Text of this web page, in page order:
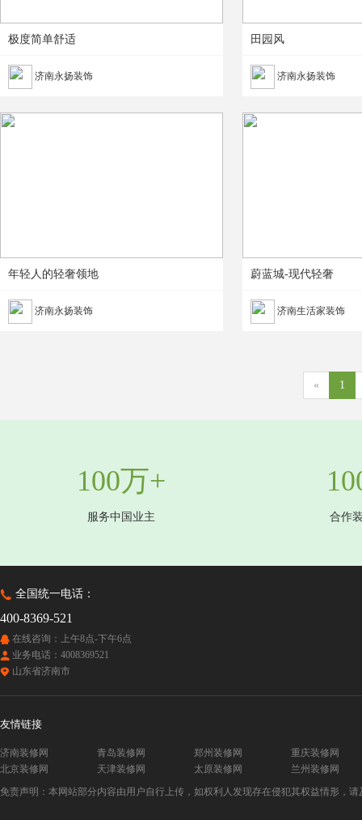
极度简单舒适
济南永扬装饰
田园风
济南永扬装饰
年轻人的轻奢领地
济南永扬装饰
蔚蓝城-现代轻奢
济南生活家装饰
« 1
100万+
服务中国业主 合作
全国统一电话：
400-8369-521
在线咨询：上午8点-下午6点
业务电话：4008369521
山东省济南市
友情链接
济南装修网 青岛装修网 郑州装修网
重庆装修网
北京装修网
天津装修网 太原装修网
兰州装修网
免责声明：本网站部分内容由用户自行上传，如权利人发现存在侵犯其权益情形，